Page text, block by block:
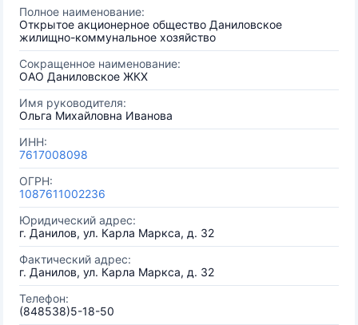
Полное наименование:
Открытое акционерное общество Даниловское
жилищно-коммунальное хозяйство
Сокращенное наименование:
ОАО Даниловское ЖКХ
Имя руководителя:
Ольга Михайловна Иванова
ИНН:
7617008098
ОГРН:
1087611002236
Юридический адрес:
г. Данилов, ул. Карла Маркса, д. 32
Фактический адрес:
г. Данилов, ул. Карла Маркса, д. 32
Телефон:
(848538)5-18-50